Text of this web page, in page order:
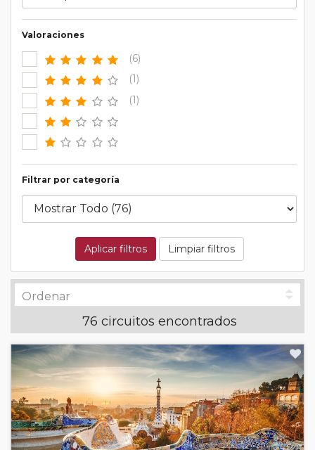
Valoraciones
(6)
(1)
(1)
Filtrar por categoría
Aplicar filtros Limpiar filtros
76 circuitos encontrados